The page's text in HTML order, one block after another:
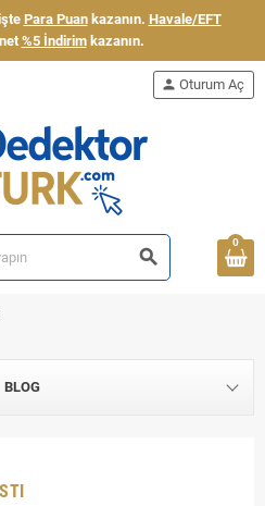
Para Puankazanın. Havale/EFT
%5 İndirimkazanın.
search
person Oturum Aç
0
BLOG